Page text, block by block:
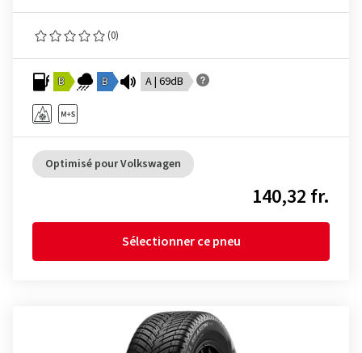
(0)
B B A | 69dB
Optimisé pour Volkswagen
140,32 fr.
Sélectionner ce pneu